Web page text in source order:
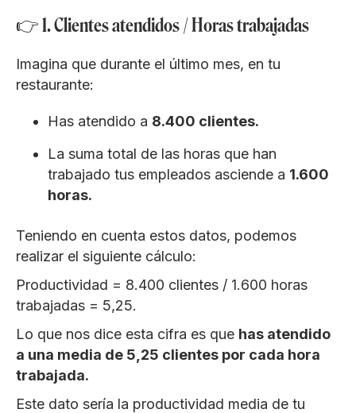
👉 1. Clientes atendidos / Horas trabajadas
Imagina que durante el último mes, en tu
restaurante:
Has atendido a 8.400 clientes.
La suma total de las horas que han
trabajado tus empleados asciende a 1.600
horas.
Teniendo en cuenta estos datos, podemos
realizar el siguiente cálculo:
Productividad = 8.400 clientes / 1.600 horas
trabajadas = 5,25.
Lo que nos dice esta cifra es que has atendido
a una media de 5,25 clientes por cada hora
trabajada.
Este dato sería la productividad media de tu